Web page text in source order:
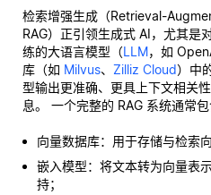
检索增强生成（Retrieval-
RAG）正引领生成式 AI，尤其是
练的大语言模型（LLM，如
库（如 Milvus、 Zilliz Cloud）中
型输出更准确、更具上下文相关
息。 一个完整的 RAG 系统通常包
向量数据库：用于存储与检索
嵌入模型：将文本转为向量表
持；